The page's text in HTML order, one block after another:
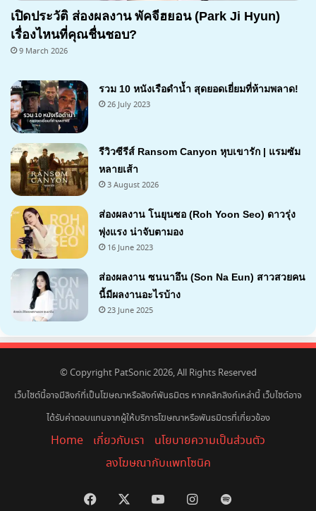
เปิดประวัติ ส่องผลงาน พัคจีฮยอน (Park Ji Hyun)
เรื่องไหนที่คุณชื่นชอบ?
9 March 2026
รวม 10 หนังเรือดำน้ำ สุดยอดเยี่ยมที่ห้ามพลาด!
26 July 2023
7.1
รีวิวซีรีส์ Ransom Canyon หุบเขารัก | แรมซัม
หลายเส้า
3 August 2026
ส่องผลงาน โนยุนซอ (Roh Yoon Seo) ดาวรุ่ง
พุ่งแรง น่าจับตามอง
16 June 2023
ส่องผลงาน ซนนาอึน (Son Na Eun) สาวสวยคน
นี้มีผลงานอะไรบ้าง
23 June 2025
© Copyright PatSonic 2026, All Rights Reserved
เว็บไซต์นี้อาจมีลิงก์ที่เป็นโฆษณาหรือลิงก์พันธมิตร หากคลิกลิงก์เหล่านี้ เว็บไซต์อาจ
ได้รับค่าตอบแทนจากผู้ให้บริการโฆษณาหรือพันธมิตรที่เกี่ยวข้อง
Home เกี่ยวกับเรา
นโยบายความเป็นส่วนตัว
ลงโฆษณากับแพทโซนิค
Facebook YouTubeInstagram
Spotify